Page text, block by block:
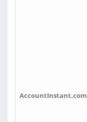
AccountInstant.com